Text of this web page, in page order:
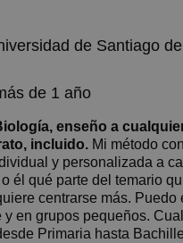
de Santiago de
de 1 año
enseño a
incluido. Mi método
y personalizada a
él qué parte del temario
centrarse más. Puedo
en grupos pequeños.
Primaria hasta